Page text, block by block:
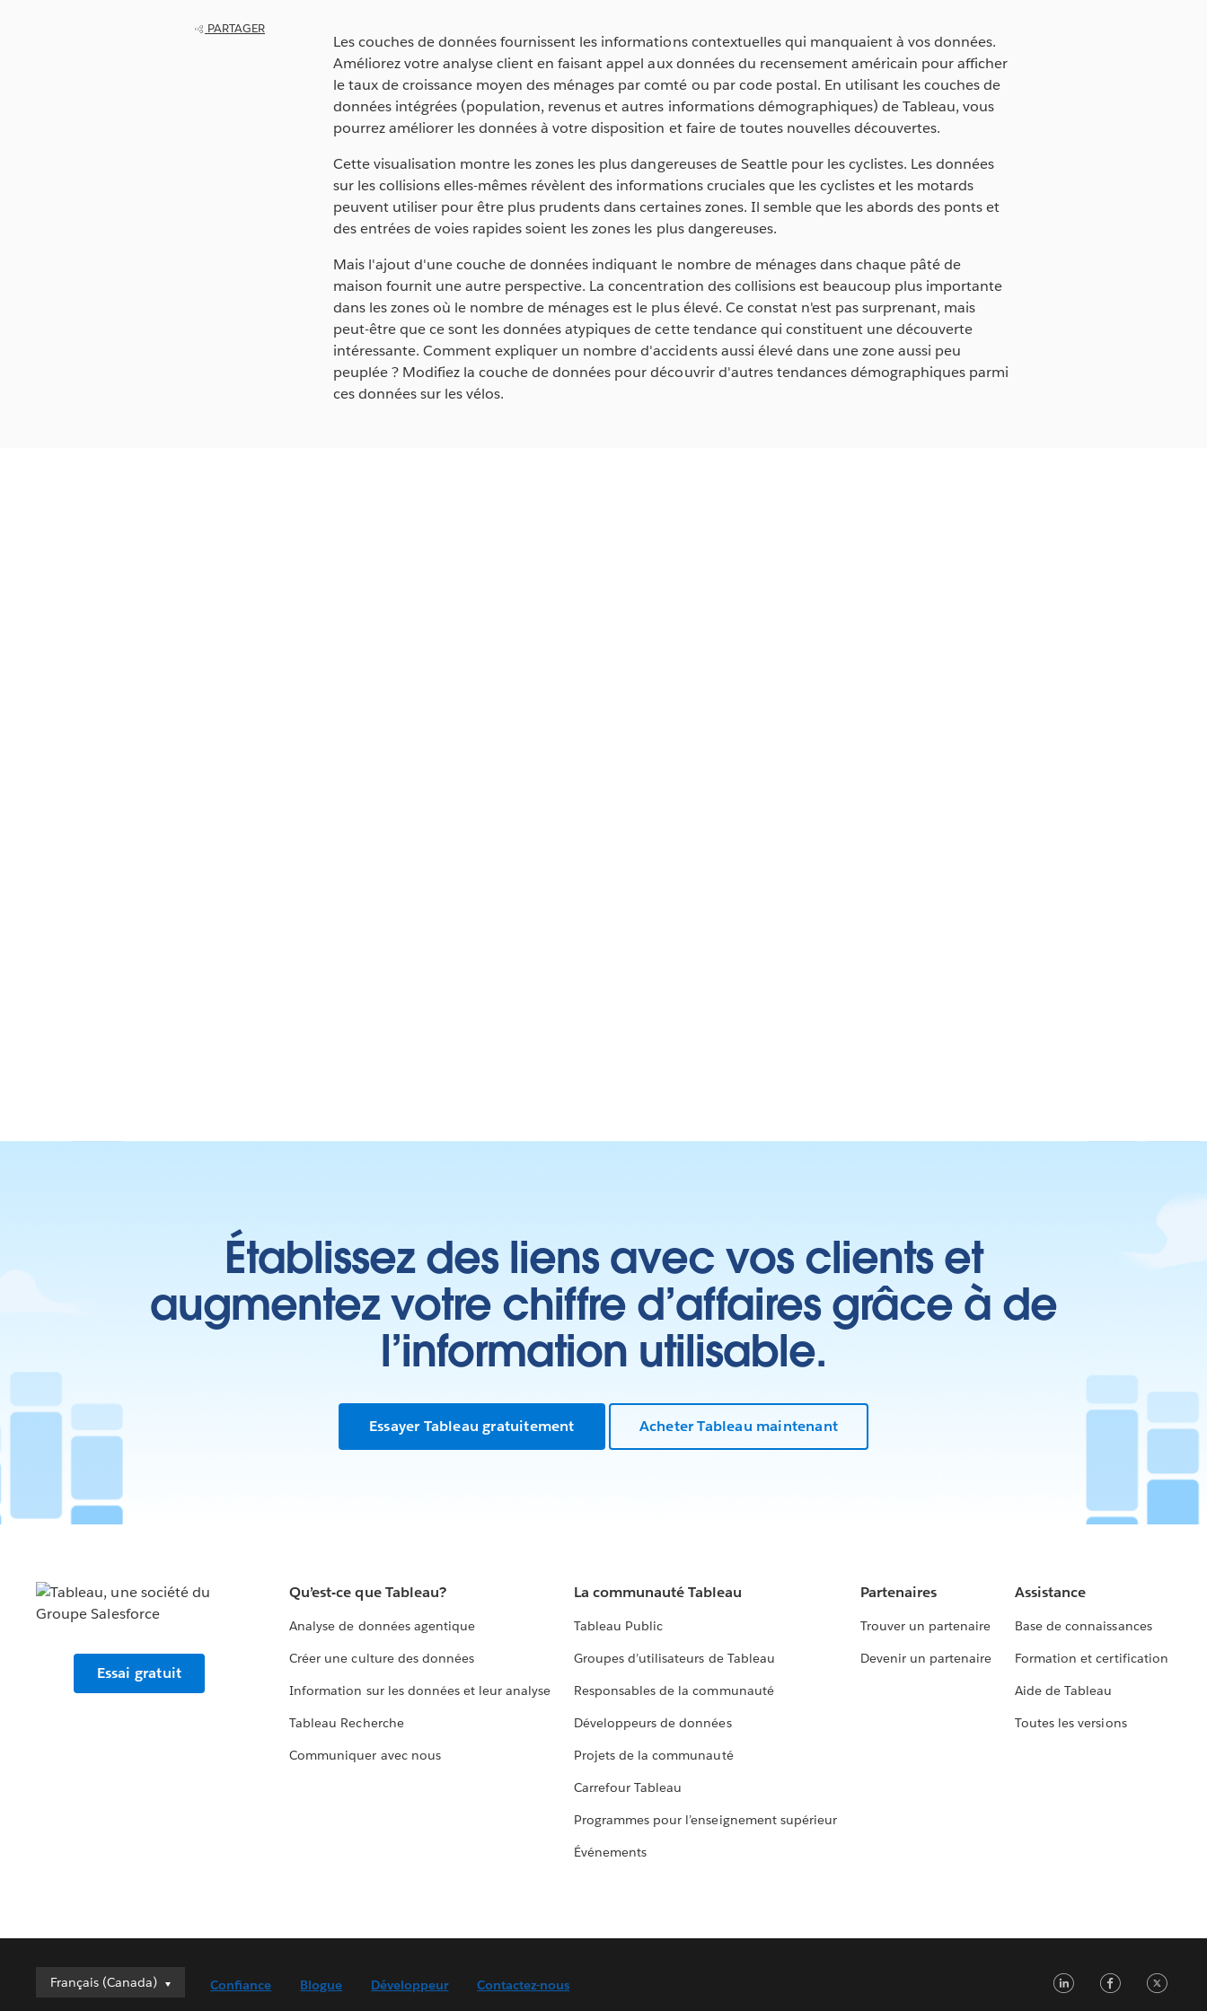
PARTAGER
Les couches de données fournissent les informations contextuelles qui manquaient à vos données.
Améliorez votre analyse client en faisant appel aux données du recensement américain pour afficher
le taux de croissance moyen des ménages par comté ou par code postal. En utilisant les couches de
données intégrées (population, revenus et autres informations démographiques) de Tableau, vous
pourrez améliorer les données à votre disposition et faire de toutes nouvelles découvertes.
Cette visualisation montre les zones les plus dangereuses de Seattle pour les cyclistes. Les données
sur les collisions elles-mêmes révèlent des informations cruciales que les cyclistes et les motards
peuvent utiliser pour être plus prudents dans certaines zones. Il semble que les abords des ponts et
des entrées de voies rapides soient les zones les plus dangereuses.
Mais l'ajout d'une couche de données indiquant le nombre de ménages dans chaque pâté de
maison fournit une autre perspective. La concentration des collisions est beaucoup plus importante
dans les zones où le nombre de ménages est le plus élevé. Ce constat n'est pas surprenant, mais
peut-être que ce sont les données atypiques de cette tendance qui constituent une découverte
intéressante. Comment expliquer un nombre d'accidents aussi élevé dans une zone aussi peu
peuplée ? Modifiez la couche de données pour découvrir d'autres tendances démographiques parmi
ces données sur les vélos.
Établissez des liens avec vos clients et
augmentez votre chiffre d’affaires grâce à de
l’information utilisable.
Essayer Tableau gratuitement Acheter Tableau maintenant
Essai gratuit
Qu’est-ce que Tableau?
Analyse de données agentique
Créer une culture des données
Information sur les données et leur analyse
Tableau Recherche
Communiquer avec nous
La communauté Tableau
Tableau Public
Groupes d’utilisateurs de Tableau
Responsables de la communauté
Développeurs de données
Projets de la communauté
Carrefour Tableau
Programmes pour l’enseignement supérieur
Événements
Partenaires
Trouver un partenaire
Devenir un partenaire
Assistance
Base de connaissances
Formation et certification
Aide de Tableau
Toutes les versions
Français (Canada)
Français (Canada)
Confiance Blogue Développeur Contactez-nous LinkedIn